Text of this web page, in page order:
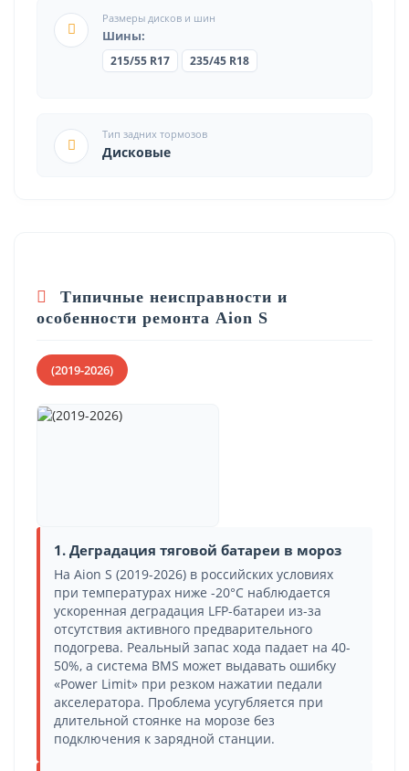
Размеры дисков и шин
Шины:
215/55 R17 235/45 R18
Тип задних тормозов
Дисковые
Типичные неисправности и
особенности ремонта Aion S
(2019-2026)
1. Деградация тяговой батареи в мороз
На Aion S (2019-2026) в российских условиях
при температурах ниже -20°C наблюдается
ускоренная деградация LFP-батареи из-за
отсутствия активного предварительного
подогрева. Реальный запас хода падает на 40-
50%, а система BMS может выдавать ошибку
«Power Limit» при резком нажатии педали
акселератора. Проблема усугубляется при
длительной стоянке на морозе без
подключения к зарядной станции.